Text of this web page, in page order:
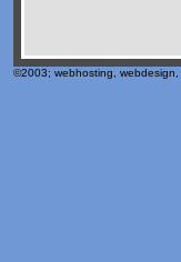
©2003; webhosting webdesign